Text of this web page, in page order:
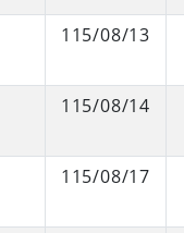
115/08/13
115/08/14
115/08/17